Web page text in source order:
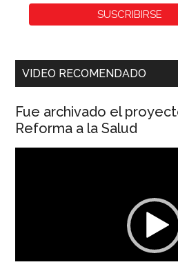
VIDEO RECOMENDADO
Fue archivado el
Reforma a la Salud